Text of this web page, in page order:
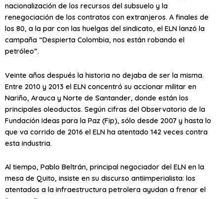
nacionalización de los recursos del subsuelo y la
renegociación de los contratos con extranjeros. A finales de
los 80, a la par con las huelgas del sindicato, el ELN lanzó la
campaña “Despierta Colombia, nos están robando el
petróleo”.
Veinte años después la historia no dejaba de ser la misma.
Entre 2010 y 2013 el ELN concentró su accionar militar en
Nariño, Arauca y Norte de Santander, donde están los
principales oleoductos. Según cifras del Observatorio de la
Fundación Ideas para la Paz (Fip), sólo desde 2007 y hasta lo
que va corrido de 2016 el ELN ha atentado 142 veces contra
esta industria.
Al tiempo, Pablo Beltrán, principal negociador del ELN en la
mesa de Quito, insiste en su discurso antiimperialista: los
atentados a la infraestructura petrolera ayudan a frenar el